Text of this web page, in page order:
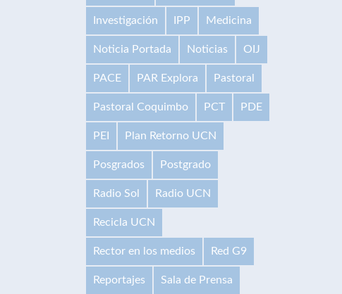
Investigación IPP Medicina
Noticia Portada Noticias OIJ
PACE PAR Explora Pastoral
Pastoral Coquimbo PCT PDE
PEI Plan Retorno UCN
Posgrados Postgrado
Radio Sol Radio UCN
Recicla UCN
Rector en los medios Red G9
Reportajes Sala de Prensa